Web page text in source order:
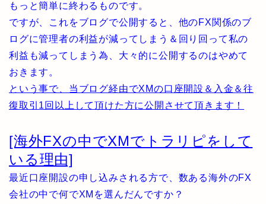
もっと簡単に終わるものです。
ですが、これをブログで公開すると、他のFX関係のブ
ログに管理者の利益が減ってしまう＆回り回って私の
利益も減ってしまう為、大々的に公開するのはやめて
おきます。
という事で、当ブログ経由でXMの口座開設＆入金＆往
復取引1回以上して頂けた方に公開させて頂きます！
[海外FXの中でXMでトラリピをして
いる理由]
最近口座開設の申し込みされる方で、数ある海外のFX
会社の中で何でXMを選んだんですか？